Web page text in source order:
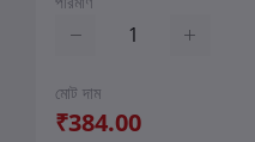
মোট দাম
₹384.00